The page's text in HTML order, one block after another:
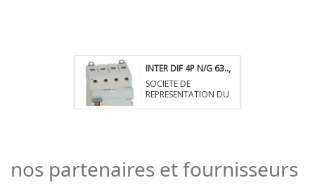
INTER DIF 4P N/G 63..,
958545.00 XAF.
Secteur: Electricite
SOCIETE DE
REPRESENTATION DU
nos partenaires et fournisseurs